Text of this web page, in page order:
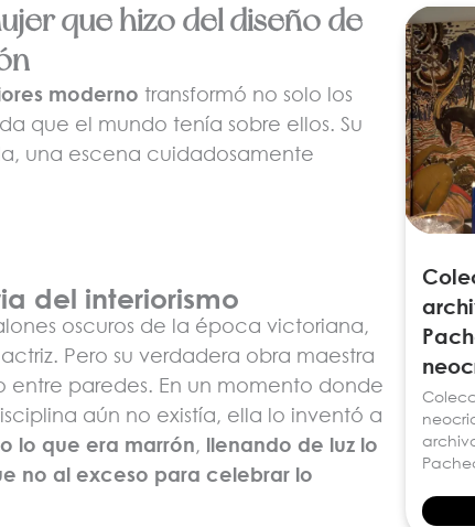
que hizo del diseño de
moderno transformó no solo los
que el mundo tenía sobre ellos. Su
una escena cuidadosamente
del interiorismo
oscuros de la época victoriana,
Pero su verdadera obra maestra
entre paredes. En un momento donde
aún no existía, ella lo inventó a
lo que era marrón, llenando de luz lo
no al exceso para celebrar lo